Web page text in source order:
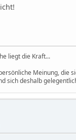
liegt die Kraft...
Meinung, die
sich deshalb